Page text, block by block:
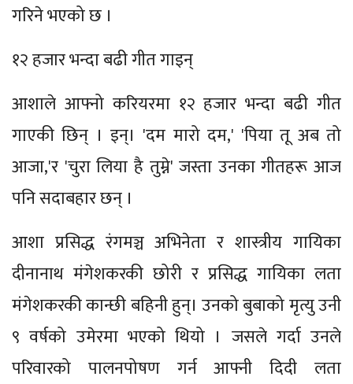
गरिने भएको छ ।
१२ हजार भन्दा बढी गीत गाइन्
आशाले आफ्नो करियरमा १२ हजार भन्दा बढी गीत
गाएकी छिन् । इन्। 'दम मारो दम,' 'पिया तू अब तो
आजा,'र 'चुरा लिया है तुम्ने' जस्ता उनका गीतहरू आज
पनि सदाबहार छन् ।
आशा प्रसिद्ध रंगमञ्च अभिनेता र शास्त्रीय गायिका
दीनानाथ मंगेशकरकी छोरी र प्रसिद्ध गायिका लता
मंगेशकरकी कान्छी बहिनी हुन्। उनको बुबाको मृत्यु उनी
९ वर्षको उमेरमा भएको थियो । जसले गर्दा उनले
परिवारको पालनपोषण गर्न आफ्नी दिदी लता